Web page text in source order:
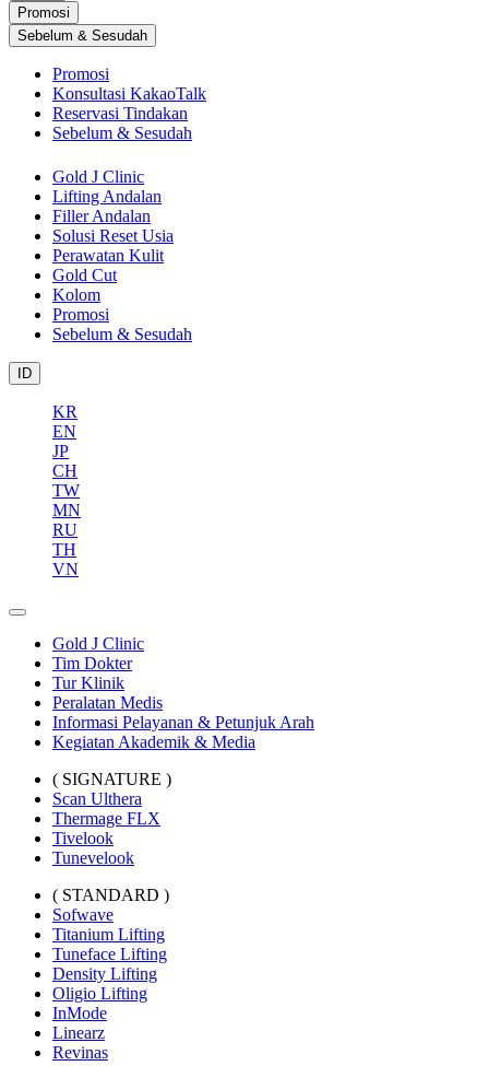
Promosi
Sebelum & Sesudah
Promosi
Konsultasi KakaoTalk
Reservasi Tindakan
Sebelum & Sesudah
Gold J Clinic
Lifting Andalan
Filler Andalan
Solusi Reset Usia
Perawatan Kulit
Gold Cut
Kolom
Promosi
Sebelum & Sesudah
ID
KR
EN
JP
CH
TW
MN
RU
TH
VN
Gold J Clinic
Tim Dokter
Tur Klinik
Peralatan Medis
Informasi Pelayanan & Petunjuk Arah
Kegiatan Akademik & Media
( SIGNATURE )
Scan Ulthera
Thermage FLX
Tivelook
Tunevelook
( STANDARD )
Sofwave
Titanium Lifting
Tuneface Lifting
Density Lifting
Oligio Lifting
InMode
Linearz
Revinas